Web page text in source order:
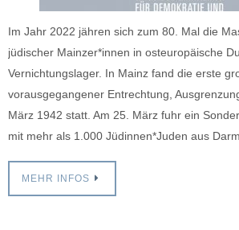
Im Jahr 2022 jähren sich zum 80. Mal die
jüdischer Mainzer*innen in osteuropäische
Vernichtungslager. In Mainz fand die erste
vorausgegangener Entrechtung,
März 1942 statt. Am 25. März fuhr ein
mit mehr als 1.000 Jüdinnen*Juden aus
MEHR INFOS